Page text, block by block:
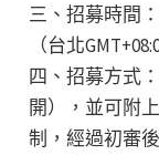
三、招募時間
（台北
四、招募方式
開），並可附
制，經過初審